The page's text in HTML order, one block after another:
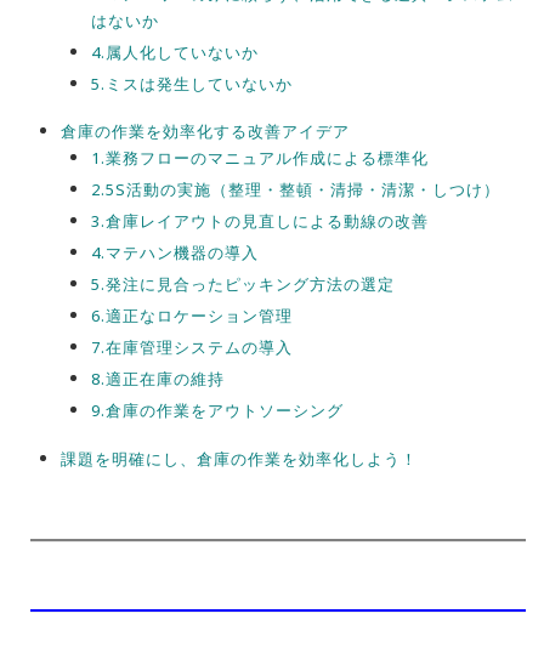
はないか
4.属人化していないか
5.ミスは発生していないか
倉庫の作業を効率化する改善アイデア
1.業務フローのマニュアル作成による標準化
2.5S活動の実施（整理・整頓・清掃・清潔・しつけ）
3.倉庫レイアウトの見直しによる動線の改善
4.マテハン機器の導入
5.発注に見合ったピッキング方法の選定
6.適正なロケーション管理
7.在庫管理システムの導入
8.適正在庫の維持
9.倉庫の作業をアウトソーシング
課題を明確にし、倉庫の作業を効率化しよう！